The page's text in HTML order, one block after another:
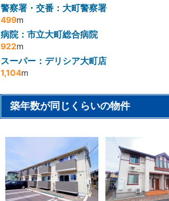
警察署・交番：大町警察署
499m
病院：市立大町総合病院
922m
スーパー：デリシア大町店
1,104m
築年数が同じくらいの物件
2